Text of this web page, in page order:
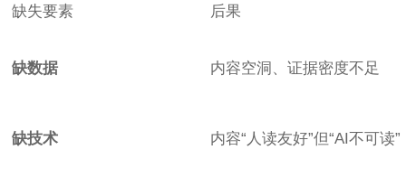
缺失要素 后果
缺数据 内容空洞、证据密度不足
缺技术 内容“人读友好”但“AI不可读”